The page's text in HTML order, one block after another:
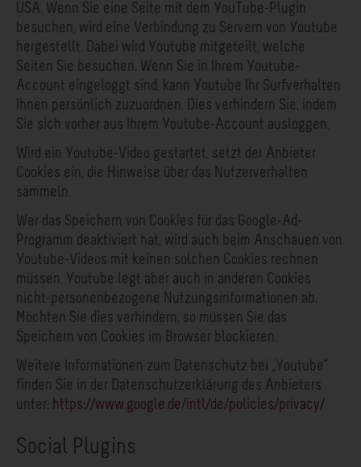
USA. Wenn Sie eine Seite mit dem YouTube-Plugin
besuchen, wird eine Verbindung zu Servern von Youtube
hergestellt. Dabei wird Youtube mitgeteilt, welche
Seiten Sie besuchen. Wenn Sie in Ihrem Youtube-
Account eingeloggt sind, kann Youtube Ihr Surfverhalten
Ihnen persönlich zuzuordnen. Dies verhindern Sie, indem
Sie sich vorher aus Ihrem Youtube-Account ausloggen.
Wird ein Youtube-Video gestartet, setzt der Anbieter
Cookies ein, die Hinweise über das Nutzerverhalten
sammeln.
Wer das Speichern von Cookies für das Google-Ad-
Programm deaktiviert hat, wird auch beim Anschauen von
Youtube-Videos mit keinen solchen Cookies rechnen
müssen. Youtube legt aber auch in anderen Cookies
nicht-personenbezogene Nutzungsinformationen ab.
Möchten Sie dies verhindern, so müssen Sie das
Speichern von Cookies im Browser blockieren.
Weitere Informationen zum Datenschutz bei „Youtube“
finden Sie in der Datenschutzerklärung des Anbieters
unter: https://www.google.de/intl/de/policies/privacy/
Social Plugins